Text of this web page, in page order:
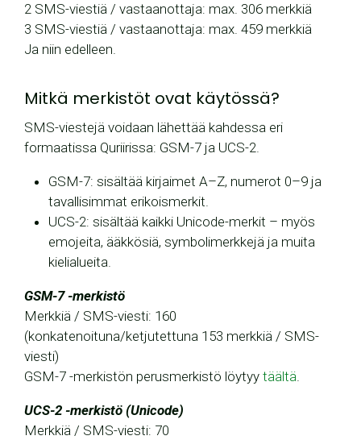
2 SMS-viestiä / vastaanottaja: max. 306 merkkiä
3 SMS-viestiä / vastaanottaja: max. 459 merkkiä
Ja niin edelleen.
Mitkä merkistöt ovat käytössä?
SMS-viestejä voidaan lähettää kahdessa eri
formaatissa Quriirissa: GSM-7 ja UCS-2.
GSM-7: sisältää kirjaimet A–Z, numerot 0–9 ja
tavallisimmat erikoismerkit.
UCS-2: sisältää kaikki Unicode-merkit – myös
emojeita, ääkkösiä, symbolimerkkejä ja muita
kielialueita.
GSM-7 -merkistö
Merkkiä / SMS-viesti: 160
(konkatenoituna/ketjutettuna 153 merkkiä / SMS-
viesti)
GSM-7 -merkistön perusmerkistö löytyy täältä.
UCS-2 -merkistö (Unicode)
Merkkiä / SMS-viesti: 70